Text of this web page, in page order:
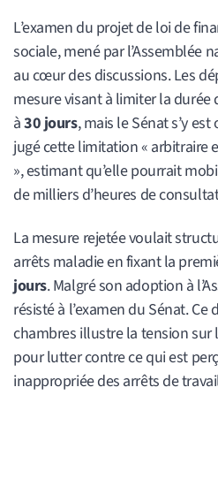
L’examen du projet de loi de
sociale, mené par l’Assemblée
au cœur des discussions. Les
mesure visant à limiter la
à30 jours, mais le Sénat s’y
jugé cette limitation « arbitraire
», estimant qu’elle pourrait
de milliers d’heures de
La mesure rejetée voulait
arrêts maladie en fixant la
jours. Malgré son adoption à
résisté à l’examen du Sénat.
chambres illustre la tension
pour lutter contre ce qui est
inappropriée des arrêts de